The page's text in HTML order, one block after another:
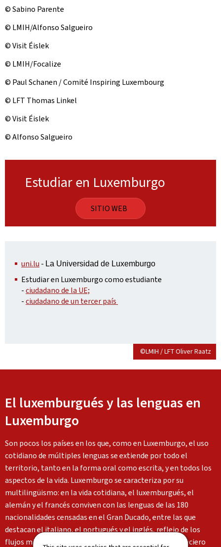
© Sabino Parente
© LMIH/Alfonso Salgueiro
© Visit Éislek
© LMIH/Focalize
© Paul Schanen / Comité Inspiring Luxembourg
© LFT Thomas Linkel
© Visit Éislek
© Alfonso Salgueiro
Estudiar en Luxemburgo
SITIO WEB
uni.lu - La Universidad de Luxemburgo
Estudiar en Luxemburgo como estudiante
-ciudadano de la UE;
-ciudadano de un tercer país
©LMIH / LFT Oliver Raatz
El luxemburgués y las lenguas en
Luxemburgo
Son pocos los países en los que, como en Luxemburgo, el uso
cotidiano de múltiples lenguas se extiende por todo el
territorio, tanto en la forma oral como escrita, y en todos los
aspectos de la vida. Luxemburgo se caracteriza por su
multilingüismo: en la vida cotidiana, el luxemburgués, el
alemán y el francés conviven con las lenguas de las 180
nacionalidades censadas en el Gran Ducado, entre las que
destacan el italiano, el portugués y el inglés, reflejo de los
flujos migratorios y del desarrollo institucional y financiero